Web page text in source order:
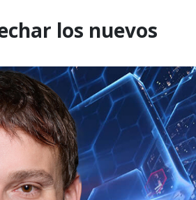
los nuevos